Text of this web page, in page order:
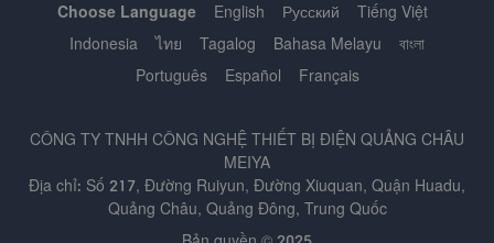
Choose Language English Русский
Tiếng Việt
Indonesia
ไทย Tagalog Bahasa Melayu
বাংলা
Português
Español Français
CÔNG TY TNHH CÔNG NGHỆ THIẾT BỊ ĐIỆN QUẢNG CHÂU
MEIYA
Địa chỉ: Số 217, Đường Ruiyun, Đường Xiuquan, Quận Huadu,
Quảng Châu, Quảng Đông, Trung Quốc